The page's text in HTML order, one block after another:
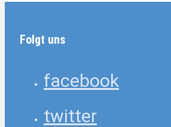
Folgt uns
facebook
twitter